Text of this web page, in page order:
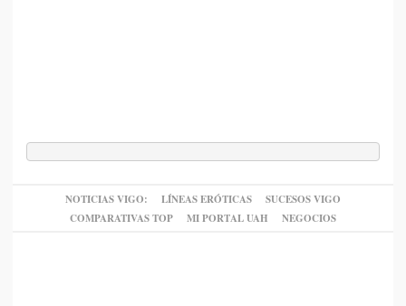
NOTICIAS VIGO: LÍNEAS ERÓTICAS
SUCESOS VIGO
COMPARATIVAS TOP
MI PORTAL UAH NEGOCIOS